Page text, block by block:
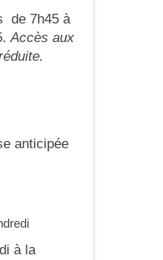
de 7h45 à
Accès aux
anticipée
à la